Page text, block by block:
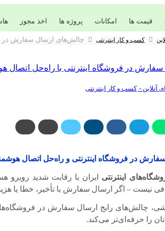
قیمت ها امکانات پروژه ها اخذ مجوز
کسب و کار اینترنتی چالش‌های ارسال سفارش در
در فروشگاه اینترنتی با راه‌حل اتصال
آنلاین - کسب و کار اینترنتی
در فروشگاه اینترنتی و راه‌حل اتصال
اینترنتی ایران با رقابت شدید
نیست – اگر ارسال سفارش با تأخیر، خطا یا
چالش‌های رایج ارسال سفارش در
را حرفه‌ای‌تر می‌کند.